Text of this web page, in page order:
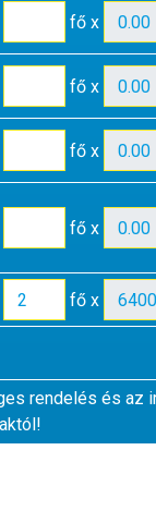
fő x
fő x
fő x
fő x
fő x
rendelés és az